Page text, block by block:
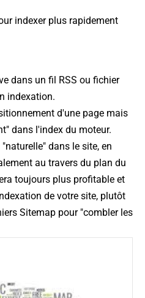
indexer plus rapidement
dans un fil RSS ou fichier
indexation.
d'une page mais
dans l'index du moteur.
dans le site, en
au travers du plan du
toujours plus profitable et
de votre site, plutôt
Sitemap pour "combler les